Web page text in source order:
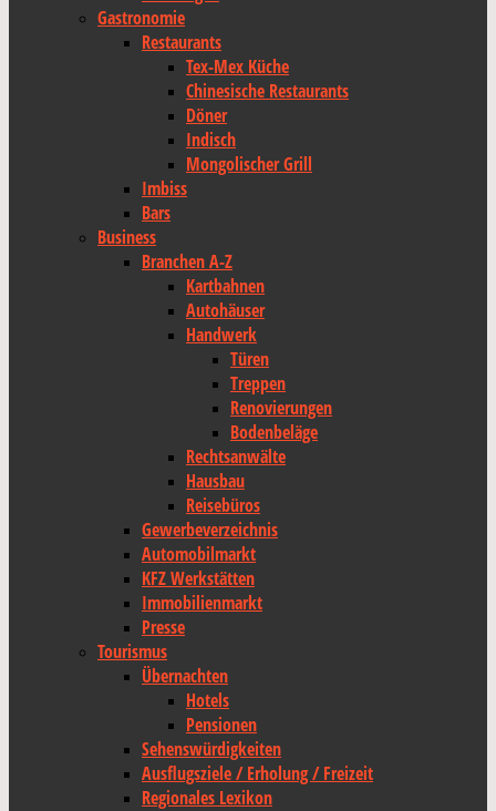
Gastronomie
Restaurants
Tex-Mex Küche
Chinesische Restaurants
Döner
Indisch
Mongolischer Grill
Imbiss
Bars
Business
Branchen A-Z
Kartbahnen
Autohäuser
Handwerk
Türen
Treppen
Renovierungen
Bodenbeläge
Rechtsanwälte
Hausbau
Reisebüros
Gewerbeverzeichnis
Automobilmarkt
KFZ Werkstätten
Immobilienmarkt
Presse
Tourismus
Übernachten
Hotels
Pensionen
Sehenswürdigkeiten
Ausflugsziele / Erholung / Freizeit
Regionales Lexikon